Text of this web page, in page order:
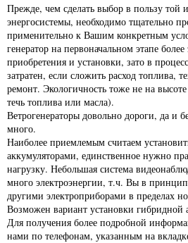
Прежде, чем сделать выбор в пользу той
энергосистемы, необходимо тщательно
применительно к Вашим конкретным
генератор на первоначальном этапе
приобретения и установки, зато в
затратен, если сложить расход топлива,
ремонт. Экологичность тоже не на
течь топлива или масла).
Ветрогенераторы довольно дороги, да и
много.
Наиболее приемлемым считаем
аккумуляторами, единственное нужно
нагрузку. Небольшая система
много электроэнергии, т.ч. Вы в
другими электроприборами в пределах
Возможен вариант установки гибридной
Для получения более подробной
нами по телефонам, указанным на